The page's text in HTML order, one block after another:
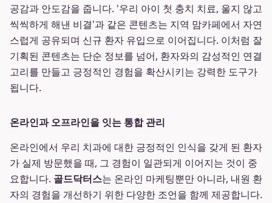
공감과 안도감을 줍니다. '우리 아이 첫 충치 치료, 울지 않고
씩씩하게 해낸 비결'과 같은 콘텐츠는 지역 맘카페에서 자연
스럽게 공유되며 신규 환자 유입으로 이어집니다. 이처럼 잘
기획된 콘텐츠는 단순 정보를 넘어, 환자와의 감성적인 연결
고리를 만들고 긍정적인 경험을 확산시키는 강력한 도구가
됩니다.
온라인과 오프라인을 잇는 통합 관리
온라인에서 우리 치과에 대한 긍정적인 인식을 갖게 된 환자
가 실제 방문했을 때, 그 경험이 일관되게 이어지는 것이 중
요합니다. 골드닥터스는 온라인 마케팅뿐만 아니라, 내원 환
자의 경험을 개선하기 위한 다양한 조언을 함께 제공합니다.